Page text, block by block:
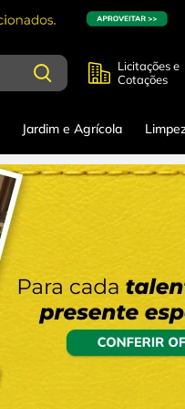
Licitações e
Cotações
Jardim e Agrícola